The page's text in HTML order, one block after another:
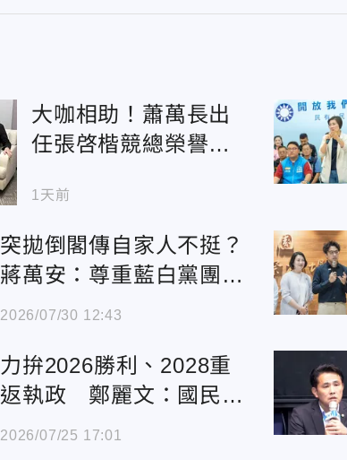
大咖相助！蕭萬長出
任張啓楷競總榮譽主
量錶」
1天前
突拋倒閣傳自家人不挺？
蔣萬安：尊重藍白黨團決
定
2026/07/30 12:43
力拚2026勝利、2028重
返執政 鄭麗文：國民黨
要成為台灣政治台積電
2026/07/25 17:01